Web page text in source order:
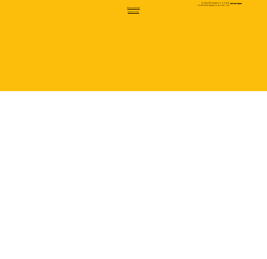
ימים א׳-ה׳ בין השעות 21:00-8:00
יום ו׳ וערבי חג בין השעות 13:00-8:00
שעות פעילות:
מדיניות פרטיות
הצהרת נגישות